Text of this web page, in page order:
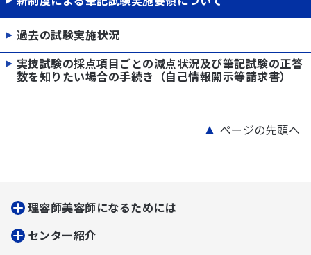
過去の試験実施状況
実技試験の採点項目ごとの減点状況及び筆記試験の正答
数を知りたい場合の手続き（自己情報開示等請求書）
ページの先頭へ
理容師美容師になるためには
センター紹介